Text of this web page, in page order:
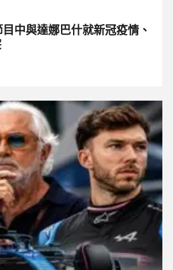
中與達娜巴什就新冠疫情、